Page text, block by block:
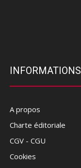
INFORMATIONS
A propos
Charte éditoriale
CGV - CGU
Cookies